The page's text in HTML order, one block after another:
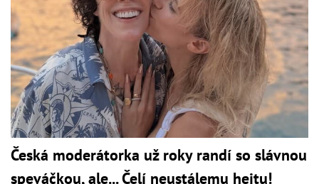
Česká moderátorka už roky randí so slávnou
speváčkou, ale... Čelí neustálemu hejtu!